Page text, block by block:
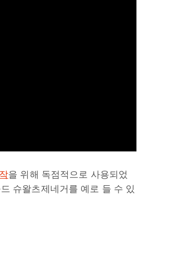
을 위해 독점적으로 사용되었
슈왈츠제네거를 예로 들 수 있